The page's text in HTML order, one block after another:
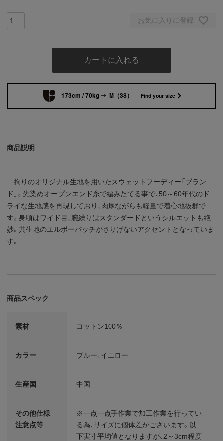
お気に入りに登録
カートに入れる
173cm / 70kg M（38） Find your size
商品説明
拘りのオリジナル生地を用いたスウェットフーディー「ブラン
ド」。先染めオープンエンド糸で編みたてる事で、50～60年代のド
ライな生地感を再現しており、肉厚ながらも軽量で着心地抜群で
す。身頃はワイド目、腕繰りはスタンダードというシルエットも絶
妙。共生地のエルボーパッチがさりげないアクセントとなっていま
す。
商品スペック
素材 コットン100％
カラー ブルー、イエロー
生産国 中国
その他仕様
注意点等
※一点一点手作業で加工作業を行ってい
る為、サイズに個体差がございます。以
下実寸平均値となりますが、2～3cm程度